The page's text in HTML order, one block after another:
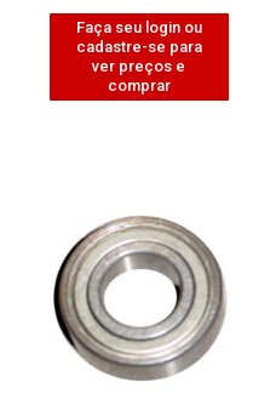
Faça seu login ou
cadastre-se para
ver preços e
comprar